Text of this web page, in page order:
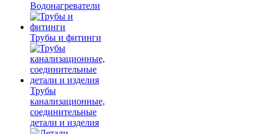
Водонагреватели
Трубы и фитинги
Трубы
канализационные,
соединительные
детали и изделия